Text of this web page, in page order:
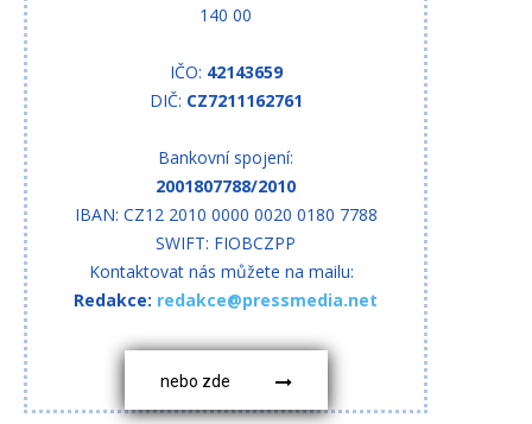
140 00
IČO: 42143659
DIČ: CZ7211162761
Bankovní spojení:
2001807788/2010
IBAN: CZ12 2010 0000 0020 0180 7788
SWIFT: FIOBCZPP
Kontaktovat nás můžete na mailu:
Redakce: redakce@pressmedia.net
nebo zde